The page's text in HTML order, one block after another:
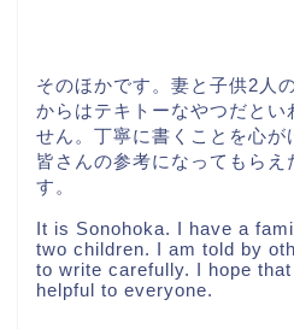
そのほかです。妻と子供2人
からはテキトーなやつだとい
せん。丁寧に書くことを心
皆さんの参考になってもらえ
す。
It is Sonohoka. I have a
two children. I am told by
to write carefully. I hope
helpful to everyone.